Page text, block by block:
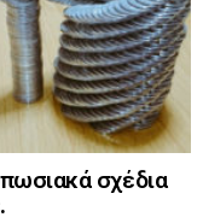
σχέδια